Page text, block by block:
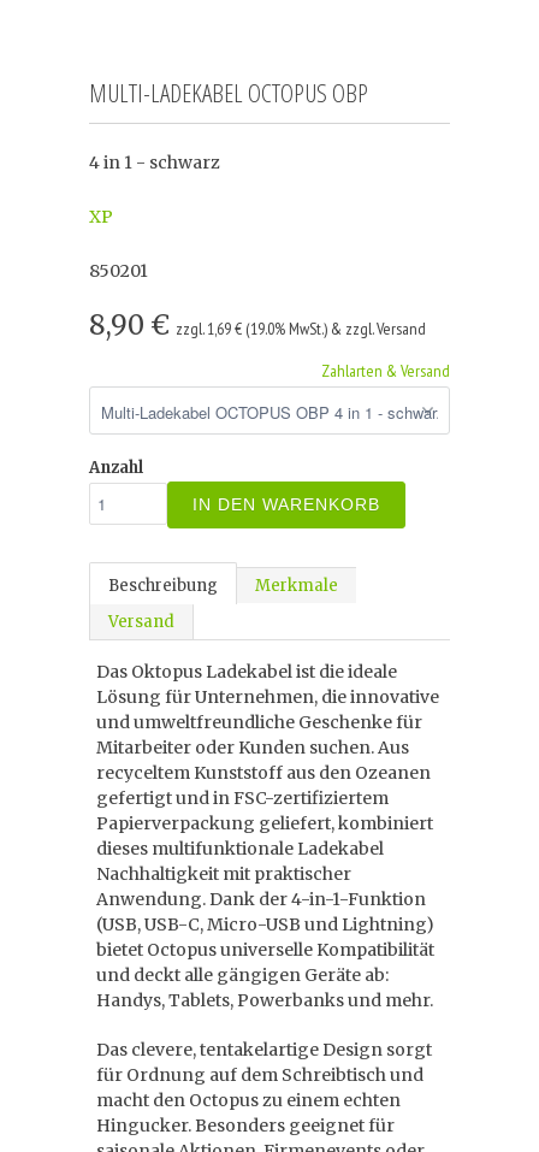
MULTI-LADEKABEL OCTOPUS OBP
4 in 1 - schwarz
XP
850201
8,90 € zzgl. 1,69 € (19.0% MwSt.) & zzgl. Versand
Zahlarten & Versand
Anzahl
IN DEN WARENKORB
Beschreibung
Merkmale
Versand
Das Oktopus Ladekabel ist die ideale
Lösung für Unternehmen, die innovative
und umweltfreundliche Geschenke für
Mitarbeiter oder Kunden suchen. Aus
recyceltem Kunststoff aus den Ozeanen
gefertigt und in FSC-zertifiziertem
Papierverpackung geliefert, kombiniert
dieses multifunktionale Ladekabel
Nachhaltigkeit mit praktischer
Anwendung. Dank der 4-in-1-Funktion
(USB, USB-C, Micro-USB und Lightning)
bietet Octopus universelle Kompatibilität
und deckt alle gängigen Geräte ab:
Handys, Tablets, Powerbanks und mehr.
Das clevere, tentakelartige Design sorgt
für Ordnung auf dem Schreibtisch und
macht den Octopus zu einem echten
Hingucker. Besonders geeignet für